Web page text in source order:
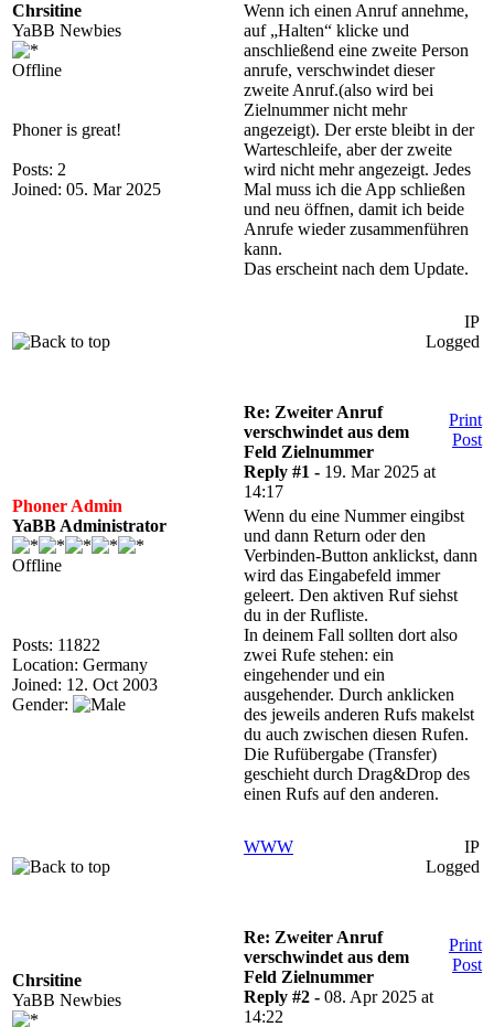
Chrsitine
YaBB Newbies
Offline
Phoner is great!
Posts: 2
Joined: 05. Mar 2025
Wenn ich einen Anruf annehme,
auf „Halten“ klicke und
anschließend eine zweite Person
anrufe, verschwindet dieser
zweite Anruf.(also wird bei
Zielnummer nicht mehr
angezeigt). Der erste bleibt in der
Warteschleife, aber der zweite
wird nicht mehr angezeigt. Jedes
Mal muss ich die App schließen
und neu öffnen, damit ich beide
Anrufe wieder zusammenführen
kann.
Das erscheint nach dem Update.
IP
Logged
Phoner Admin
YaBB Administrator
Offline
Posts: 11822
Location: Germany
Joined: 12. Oct 2003
Gender:
Re: Zweiter Anruf
verschwindet aus dem
Feld Zielnummer
Reply #1 - 19. Mar 2025 at
14:17
Print
Post
Wenn du eine Nummer eingibst
und dann Return oder den
Verbinden-Button anklickst, dann
wird das Eingabefeld immer
geleert. Den aktiven Ruf siehst
du in der Rufliste.
In deinem Fall sollten dort also
zwei Rufe stehen: ein
eingehender und ein
ausgehender. Durch anklicken
des jeweils anderen Rufs makelst
du auch zwischen diesen Rufen.
Die Rufübergabe (Transfer)
geschieht durch Drag&Drop des
einen Rufs auf den anderen.
WWW
IP
Logged
Chrsitine
YaBB Newbies
Re: Zweiter Anruf
verschwindet aus dem
Feld Zielnummer
Reply #2 - 08. Apr 2025 at
14:22
Print
Post